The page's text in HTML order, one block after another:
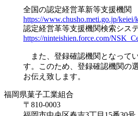
全国の認定経営革新等支援機関
https://www.chusho.meti.go.jp/
認定経営革等支援機関検索シス
https://ninteishien.force.com/
また、登録確認機関となって
す。このため、登録確認機関の
お伝え致します。
福岡県菓子工業組合
〒810-0003